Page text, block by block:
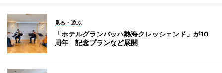
見る・遊ぶ
「ホテルグランバッハ熱海クレッシェンド」が10
周年 記念プランなど展開